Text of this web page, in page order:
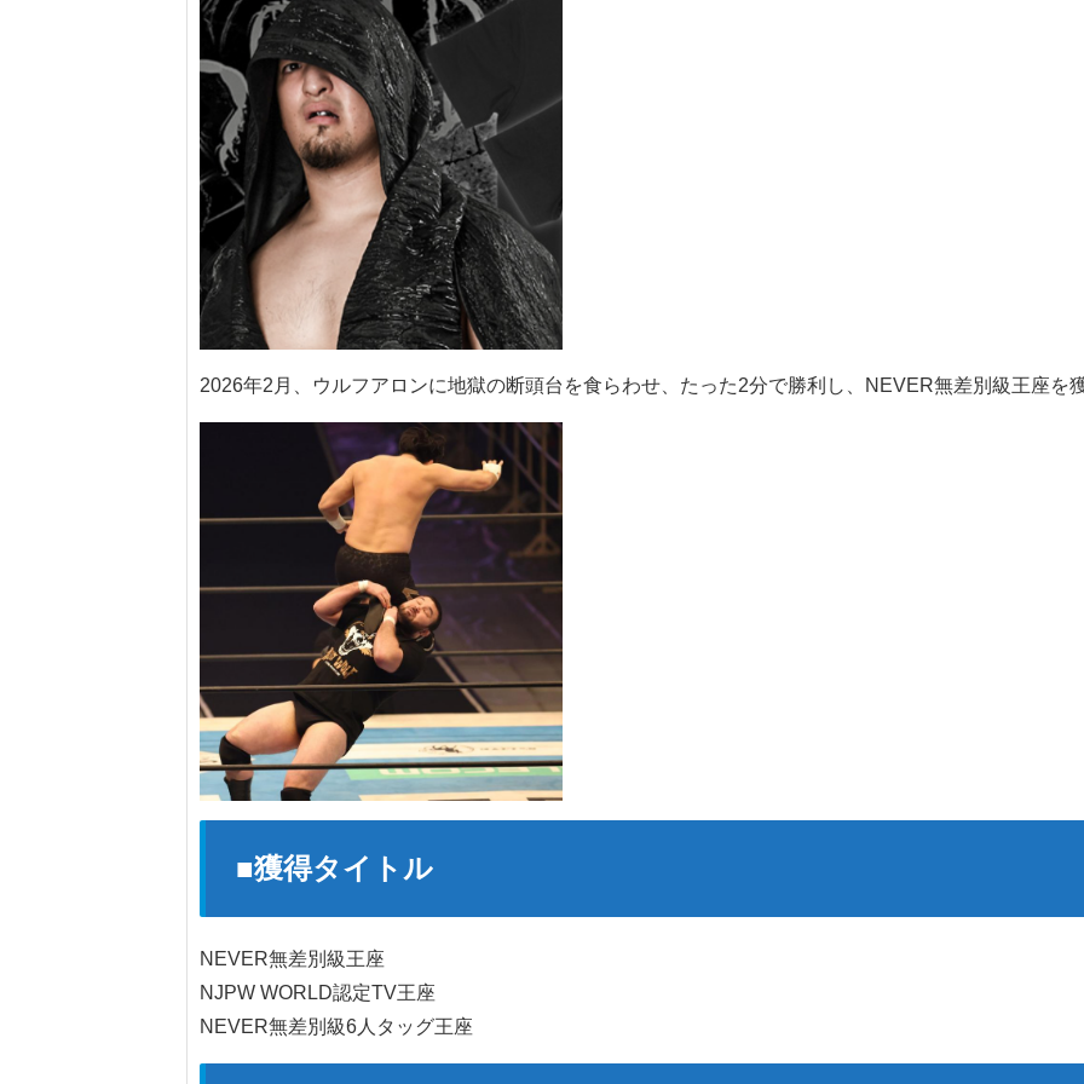
2026年2月、ウルフアロンに地獄の断頭台を食らわせ、たった2分で勝利し、NEVER無差別級王座を獲
■獲得タイトル
NEVER無差別級王座
NJPW WORLD認定TV王座
NEVER無差別級6人タッグ王座